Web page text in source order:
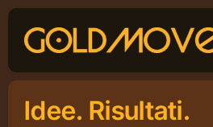
Skip
content
Idee. Risultati.